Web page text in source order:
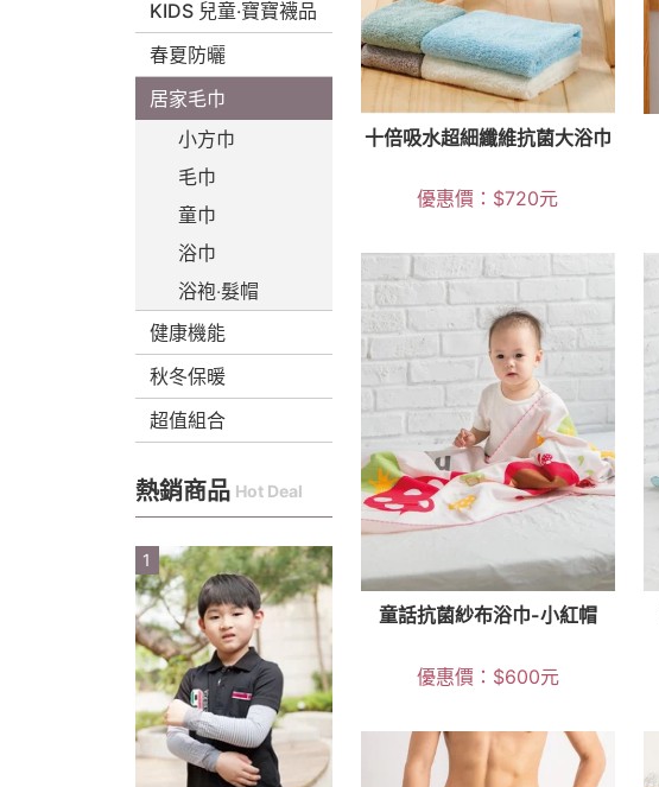
KIDS 兒童‧寶寶襪品
春夏防曬
居家毛巾
小方巾
毛巾
童巾
浴巾
浴袍‧髮帽
健康機能
秋冬保暖
超值組合
熱銷商品 Hot Deal
1
十倍吸水超細纖維抗菌大浴巾
優惠價： $720元
童話抗菌紗布浴巾-小紅帽
優惠價： $600元